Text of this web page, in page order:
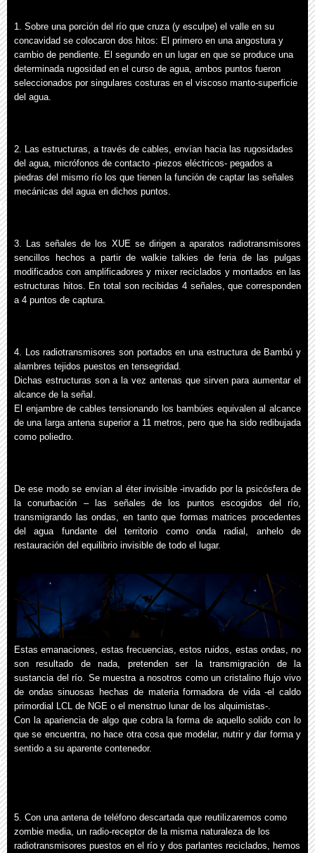
1. Sobre una porción del río que cruza (y esculpe) el valle en su
concavidad se colocaron dos hitos: El primero en una angostura y
cambio de pendiente. El segundo en un lugar en que se produce una
determinada rugosidad en el curso de agua, ambos puntos fueron
seleccionados por singulares costuras en el viscoso manto-superficie
del agua.
2. Las estructuras, a través de cables, envían hacia las rugosidades
del agua, micrófonos de contacto -piezos eléctricos- pegados a
piedras del mismo río los que tienen la función de captar las señales
mecánicas del agua en dichos puntos.
3. Las señales de los XUE se dirigen a aparatos radiotransmisores
sencillos hechos a partir de walkie talkies de feria de las pulgas
modificados con amplificadores y mixer reciclados y montados en las
estructuras hitos. En total son recibidas 4 señales, que corresponden
a 4 puntos de captura.
4. Los radiotransmisores son portados en una estructura de Bambú y
alambres tejidos puestos en tensegridad.
Dichas estructuras son a la vez antenas que sirven para aumentar el
alcance de la señal.
El enjambre de cables tensionando los bambúes equivalen al alcance
de una larga antena superior a 11 metros, pero que ha sido redibujada
como poliedro.
De ese modo se envían al éter invisible -invadido por la psicósfera de
la conurbación – las señales de los puntos escogidos del río,
transmigrando las ondas, en tanto que formas matrices procedentes
del agua fundante del territorio como onda radial, anhelo de
restauración del equilibrio invisible de todo el lugar.
Estas emanaciones, estas frecuencias, estos ruidos, estas ondas, no
son resultado de nada, pretenden ser la transmigración de la
sustancia del río. Se muestra a nosotros como un cristalino flujo vivo
de ondas sinuosas hechas de materia formadora de vida -el caldo
primordial LCL de NGE o el menstruo lunar de los alquimistas-.
Con la apariencia de algo que cobra la forma de aquello solido con lo
que se encuentra, no hace otra cosa que modelar, nutrir y dar forma y
sentido a su aparente contenedor.
5. Con una antena de teléfono descartada que reutilizaremos como
zombie media, un radio-receptor de la misma naturaleza de los
radiotransmisores puestos en el río y dos parlantes reciclados, hemos